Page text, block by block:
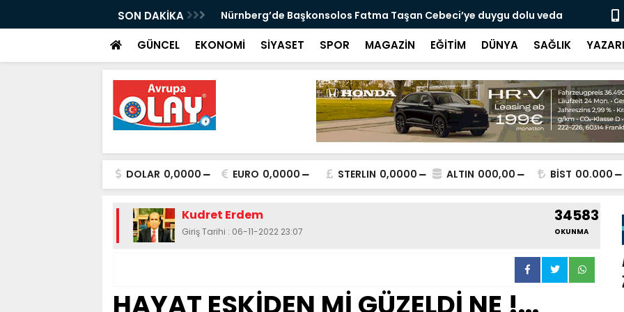
SON DAKİKA
Sırbistan'ın Ardından
ve Ahmetović'e Resmî Yanıt
Nürnberg’de Başkonsolos Fatma Taşan Cebeci’ye duygu dolu veda
Hannover
rahmetine
GÜNCEL EKONOMİ SİYASET SPOR MAGAZİN EĞİTİM DÜNYA SAĞLIK
DOLAR 0,0000 EURO 0,0000 STERLIN 0,0000 ALTIN 000,00 BİST 00.000
Kudret Erdem
Giriş Tarihi : 06-11-2022 23:07
34583
OKUNMA